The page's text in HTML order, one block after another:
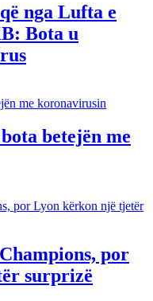
nga Lufta e
Bota u
betejën me
por
surprizë